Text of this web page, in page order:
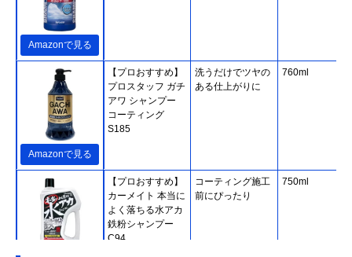
Amazonで見る
Amazonで見る
【プロおすすめ】
プロスタッフ ガチ
アワ シャンプー
コーティング
S185
洗うだけでツヤの
ある仕上がりに
760ml
【プロおすすめ】
カーメイト 本当に
よく落ちる水アカ
鉄粉シャンプー
C94
コーティング施工
前にぴったり
750ml